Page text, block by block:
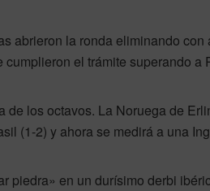
abrieron la ronda eliminando
el trámite superando a
de los octavos. La Noruega de
(1-2) y ahora se medirá a una
piedra» en un durísimo derbi